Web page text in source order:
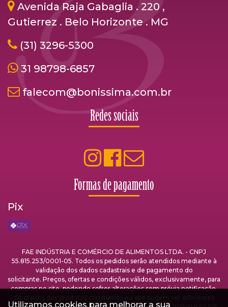
Avenida Raja Gabaglia . 220 ,
Gutierrez . Belo Horizonte . MG
(31) 3296-5300
31 98798-6857
falecom@bonissima.com.br
Redes sociais
Formas de pagamento
Pix
FAE INDÚSTRIA E COMÉRCIO DE ALIMENTOS LTDA. - CNPJ
55.815.253/0001-05. Todos os pedidos serão atendidos mediante à
validação dos dados cadastrais e de pagamento do
solicitante. Preços, ofertas e condições válidos, exclusivamente, para
compras no site, podendo sofrer alterações sem prévia notificação.
Utilizamos cookies para melhorar a sua